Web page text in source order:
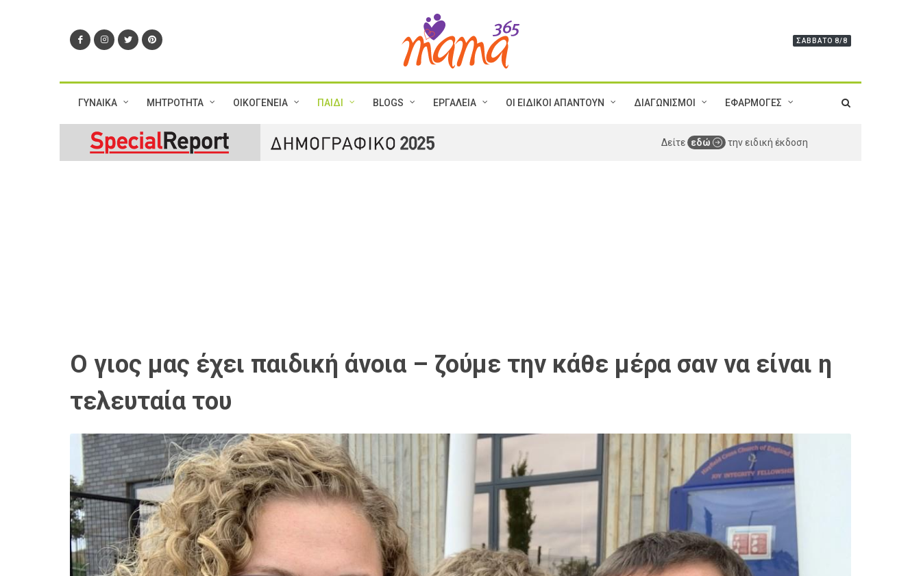
ΣΆΒΒΑΤΟ 8/8
ΓΥΝΑΙΚΑ ΜΗΤΡΟΤΗΤΑ ΟΙΚΟΓΕΝΕΙΑ ΠΑΙΔΙ BLOGS ΕΡΓΑΛΕΙΑ ΟΙ ΕΙΔΙΚΟΙ ΑΠΑΝΤΟΥΝ ΔΙΑΓΩΝΙΣΜΟΙ ΕΦΑΡΜΟΓΕΣ
Δείτε εδώ την ειδική έκδοση
Ο γιος μας έχει παιδική άνοια – ζούμε την κάθε μέρα σαν να είναι η
τελευταία του